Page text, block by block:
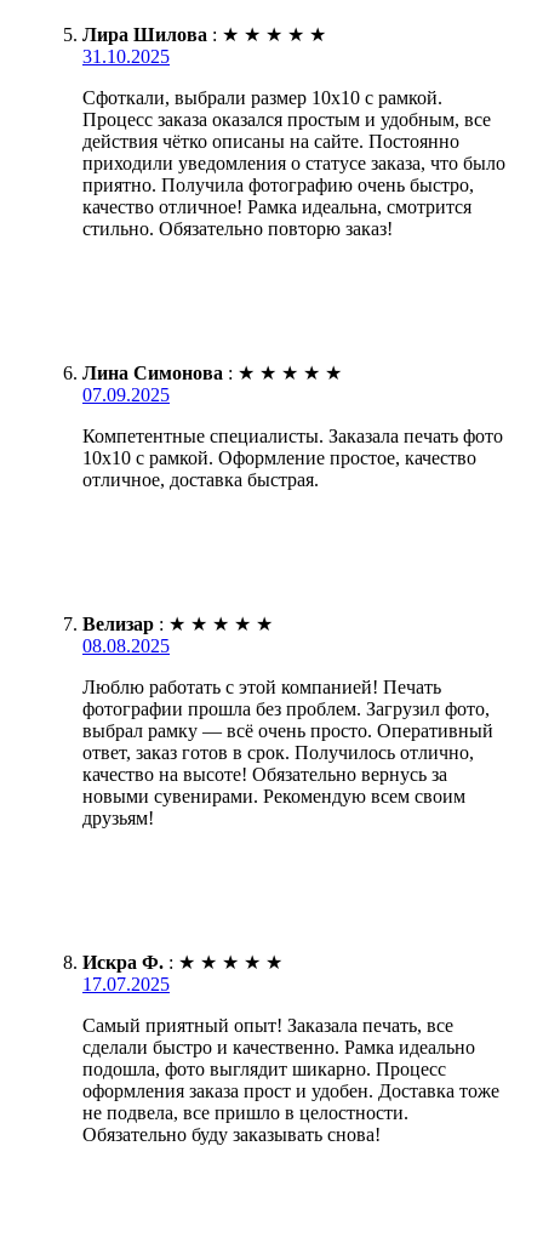
Лира Шилова : ★ ★ ★ ★ ★
31.10.2025
Сфоткали, выбрали размер 10х10 с рамкой.
Процесс заказа оказался простым и удобным, все
действия чётко описаны на сайте. Постоянно
приходили уведомления о статусе заказа, что было
приятно. Получила фотографию очень быстро,
качество отличное! Рамка идеальна, смотрится
стильно. Обязательно повторю заказ!
Лина Симонова : ★ ★ ★ ★ ★
07.09.2025
Компетентные специалисты. Заказала печать фото
10х10 с рамкой. Оформление простое, качество
отличное, доставка быстрая.
Велизар : ★ ★ ★ ★ ★
08.08.2025
Люблю работать с этой компанией! Печать
фотографии прошла без проблем. Загрузил фото,
выбрал рамку — всё очень просто. Оперативный
ответ, заказ готов в срок. Получилось отлично,
качество на высоте! Обязательно вернусь за
новыми сувенирами. Рекомендую всем своим
друзьям!
Искра Ф. : ★ ★ ★ ★ ★
17.07.2025
Самый приятный опыт! Заказала печать, все
сделали быстро и качественно. Рамка идеально
подошла, фото выглядит шикарно. Процесс
оформления заказа прост и удобен. Доставка тоже
не подвела, все пришло в целостности.
Обязательно буду заказывать снова!